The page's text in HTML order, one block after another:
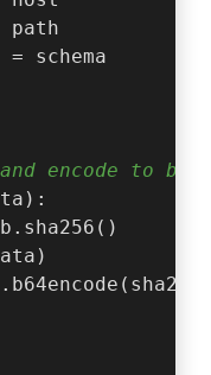
path
= schema
encode to
):